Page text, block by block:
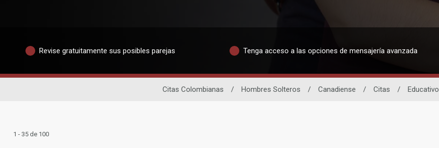
Revise gratuitamente sus posibles parejas Tenga acceso a las opciones de mensajería avanzada
Citas Colombianas / Hombres Solteros / Canadiense / Citas / Educativo
1 - 35 de 100